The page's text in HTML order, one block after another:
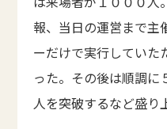
報、当日の運営まで主
ーだけで実行していた
った。その後は順調に
人を突破するなど盛り